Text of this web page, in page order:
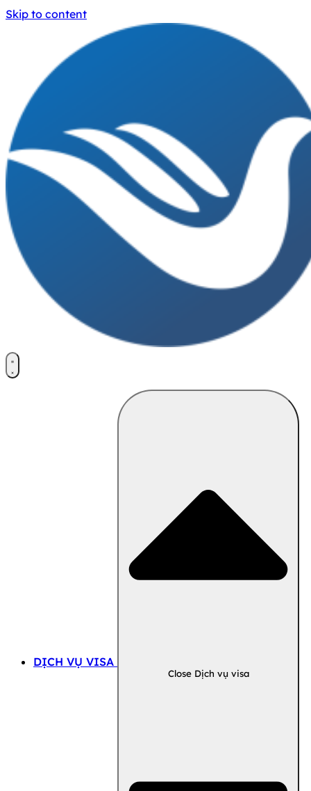
Skip to content
DỊCH VỤ VISA
Close Dịch vụ visa